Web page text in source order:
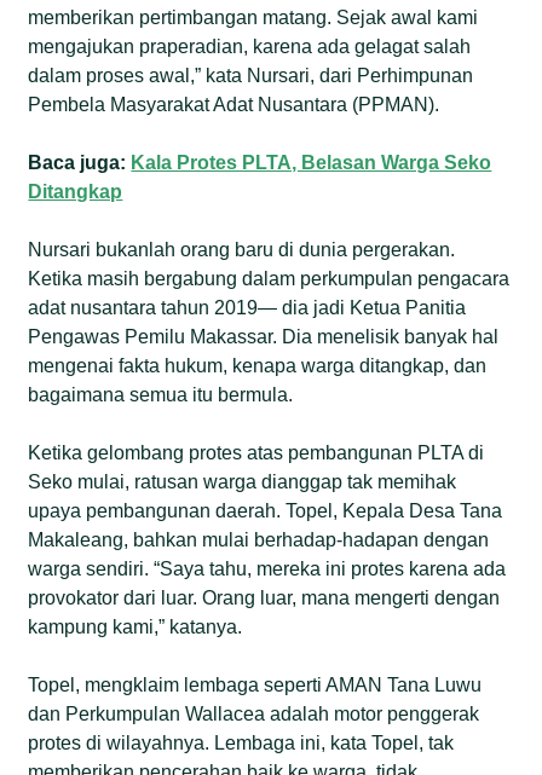
memberikan pertimbangan matang. Sejak awal kami
mengajukan praperadian, karena ada gelagat salah
dalam proses awal,” kata Nursari, dari Perhimpunan
Pembela Masyarakat Adat Nusantara (PPMAN).
Baca juga: Kala Protes PLTA, Belasan Warga Seko
Ditangkap
Nursari bukanlah orang baru di dunia pergerakan.
Ketika masih bergabung dalam perkumpulan pengacara
adat nusantara tahun 2019— dia jadi Ketua Panitia
Pengawas Pemilu Makassar. Dia menelisik banyak hal
mengenai fakta hukum, kenapa warga ditangkap, dan
bagaimana semua itu bermula.
Ketika gelombang protes atas pembangunan PLTA di
Seko mulai, ratusan warga dianggap tak memihak
upaya pembangunan daerah. Topel, Kepala Desa Tana
Makaleang, bahkan mulai berhadap-hadapan dengan
warga sendiri. “Saya tahu, mereka ini protes karena ada
provokator dari luar. Orang luar, mana mengerti dengan
kampung kami,” katanya.
Topel, mengklaim lembaga seperti AMAN Tana Luwu
dan Perkumpulan Wallacea adalah motor penggerak
protes di wilayahnya. Lembaga ini, kata Topel, tak